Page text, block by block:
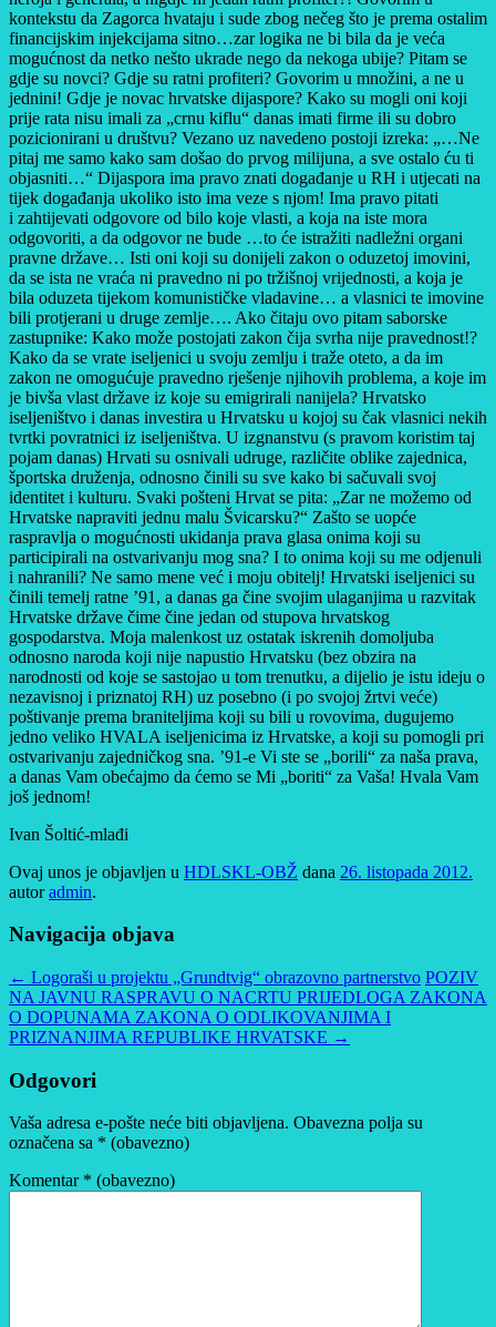
kontekstu da Zagorca hvataju i sude zbog nečeg što je prema ostalim
financijskim injekcijama sitno…zar logika ne bi bila da je veća
mogućnost da netko nešto ukrade nego da nekoga ubije? Pitam se
gdje su novci? Gdje su ratni profiteri? Govorim u množini, a ne u
jednini! Gdje je novac hrvatske dijaspore? Kako su mogli oni koji
prije rata nisu imali za „crnu kiflu“ danas imati firme ili su dobro
pozicionirani u društvu? Vezano uz navedeno postoji izreka: „…Ne
pitaj me samo kako sam došao do prvog milijuna, a sve ostalo ću ti
objasniti…“ Dijaspora ima pravo znati događanje u RH i utjecati na
tijek događanja ukoliko isto ima veze s njom! Ima pravo pitati
i zahtijevati odgovore od bilo koje vlasti, a koja na iste mora
odgovoriti, a da odgovor ne bude …to će istražiti nadležni organi
pravne države… Isti oni koji su donijeli zakon o oduzetoj imovini,
da se ista ne vraća ni pravedno ni po tržišnoj vrijednosti, a koja je
bila oduzeta tijekom komunističke vladavine… a vlasnici te imovine
bili protjerani u druge zemlje…. Ako čitaju ovo pitam saborske
zastupnike: Kako može postojati zakon čija svrha nije pravednost!?
Kako da se vrate iseljenici u svoju zemlju i traže oteto, a da im
zakon ne omogućuje pravedno rješenje njihovih problema, a koje im
je bivša vlast države iz koje su emigrirali nanijela? Hrvatsko
iseljeništvo i danas investira u Hrvatsku u kojoj su čak vlasnici nekih
tvrtki povratnici iz iseljeništva. U izgnanstvu (s pravom koristim taj
pojam danas) Hrvati su osnivali udruge, različite oblike zajednica,
športska druženja, odnosno činili su sve kako bi sačuvali svoj
identitet i kulturu. Svaki pošteni Hrvat se pita: „Zar ne možemo od
Hrvatske napraviti jednu malu Švicarsku?“ Zašto se uopće
raspravlja o mogućnosti ukidanja prava glasa onima koji su
participirali na ostvarivanju mog sna? I to onima koji su me odjenuli
i nahranili? Ne samo mene već i moju obitelj! Hrvatski iseljenici su
činili temelj ratne ’91, a danas ga čine svojim ulaganjima u razvitak
Hrvatske države čime čine jedan od stupova hrvatskog
gospodarstva. Moja malenkost uz ostatak iskrenih domoljuba
odnosno naroda koji nije napustio Hrvatsku (bez obzira na
narodnosti od koje se sastojao u tom trenutku, a dijelio je istu ideju o
nezavisnoj i priznatoj RH) uz posebno (i po svojoj žrtvi veće)
poštivanje prema braniteljima koji su bili u rovovima, dugujemo
jedno veliko HVALA iseljenicima iz Hrvatske, a koji su pomogli pri
ostvarivanju zajedničkog sna. ’91-e Vi ste se „borili“ za naša prava,
a danas Vam obećajmo da ćemo se Mi „boriti“ za Vaša! Hvala Vam
još jednom!
Ivan Šoltić-mlađi
Ovaj unos je objavljen u HDLSKL-OBŽ dana 26. listopada 2012.
autoradmin.
Navigacija objava
← Logoraši u projektu „Grundtvig“ obrazovno partnerstvo POZIV
NA JAVNU RASPRAVU O NACRTU PRIJEDLOGA ZAKONA
O DOPUNAMA ZAKONA O ODLIKOVANJIMA I
PRIZNANJIMA REPUBLIKE HRVATSKE →
Odgovori
Vaša adresa e-pošte neće biti objavljena. Obavezna polja su
označena sa * (obavezno)
Komentar * (obavezno)